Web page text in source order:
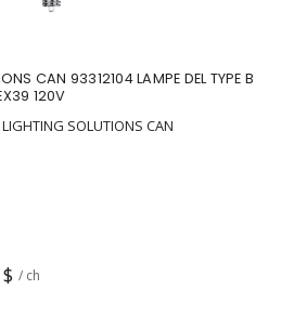
CAN 93312104 LAMPE DEL TYPE B
120V
SOLUTIONS CAN
/ ch